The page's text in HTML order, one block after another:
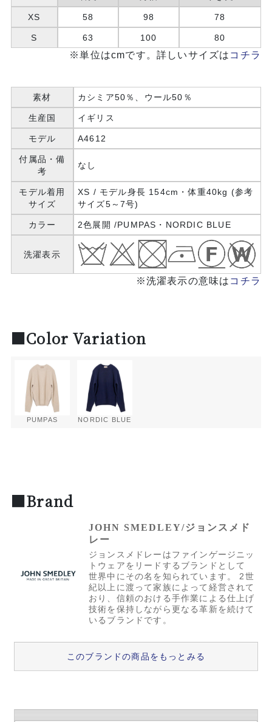
XS 58 98 78
S 63 100 80
※単位はcmです。詳しいサイズは コチラ
素材 カシミア50％、ウール50％
生産国 イギリス
モデル A4612
付属品・備
考
なし
モデル着用
サイズ
XS / モデル身長 154cm・体重40kg (参考
サイズ5～7号)
カラー 2色展開 /PUMPAS・NORDIC BLUE
洗濯表示
※洗濯表示の意味は コチラ
■Color Variation
PUMPAS NORDIC BLUE
■Brand
JOHN SMEDLEY/ジョンスメド
レー
ジョンスメドレーはファインゲージニッ
トウェアをリードするブランドとして
世界中にその名を知られています。 2世
紀以上に渡って家族によって経営されて
おり、信頼のおける手作業による仕上げ
技術を保持しながら更なる革新を続けて
いるブランドです。
このブランドの商品をもっとみる